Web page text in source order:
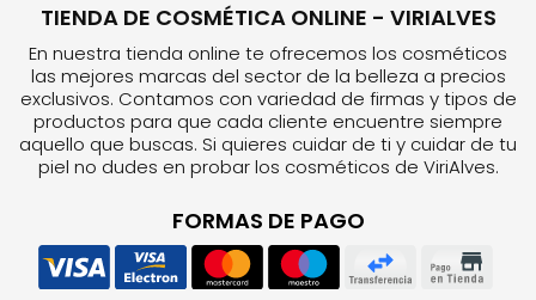
TIENDA DE COSMÉTICA ONLINE - VIRIALVES
En nuestra tienda online te ofrecemos los cosméticos
las mejores marcas del sector de la belleza a precios
exclusivos. Contamos con variedad de firmas y tipos de
productos para que cada cliente encuentre siempre
aquello que buscas. Si quieres cuidar de ti y cuidar de tu
piel no dudes en probar los cosméticos de ViriAlves.
FORMAS DE PAGO